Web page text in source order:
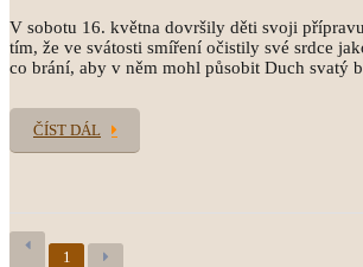
V sobotu 16. května dovršily děti svoji
tím, že ve svátosti smíření očistily své srdce
co brání, aby v něm mohl působit Duch svatý
ČÍST DÁL
1